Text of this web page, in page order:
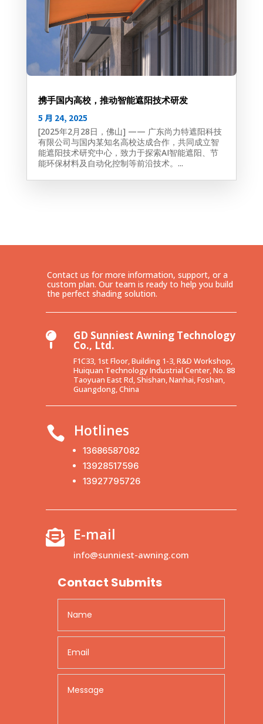
携手国内高校，推动智能遮阳技术研发
5 月 24, 2025
[2025年2月28日，佛山] —— 广东尚力特遮阳科技
有限公司与国内某知名高校达成合作，共同成立智
能遮阳技术研究中心，致力于探索AI智能遮阳、节
能环保材料及自动化控制等前沿技术。...
Contact us for more information, support, or a
custom plan. Our team is ready to help you build
the perfect shading solution.
 GD Sunniest Awning Technology
Co., Ltd.
F1C33, 1st Floor, Building 1-3, R&D Workshop,
Huiquan Technology Industrial Center, No. 88
Taoyuan East Rd, Shishan, Nanhai, Foshan,
Guangdong, China
 Hotlines
13686587082
13928517596
13927795726
 E-mail
info@sunniest-awning.com
Contact Submits